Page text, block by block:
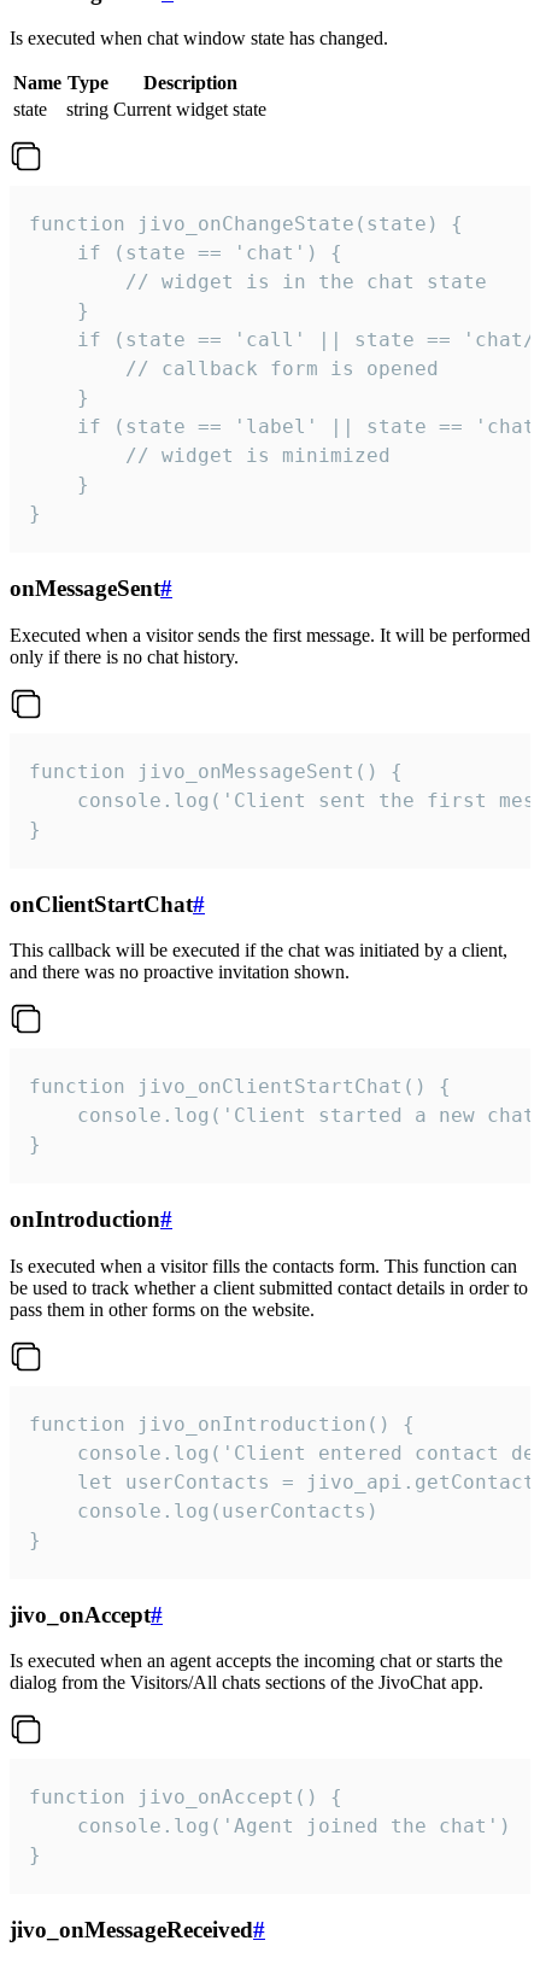
Is executed when chat window state has changed.
Name Type
Description
state
string Current widget state
function jivo_onChangeState(state) {
    if (state == 'chat') {
        // widget is in the chat state
    }
if (state == 'call' || state ==
        // callback form is opened
    }
if (state == 'label' || state ==
        // widget is minimized
    }
}
onMessageSent#
Executed when a visitor sends the first message. It will be performed
only if there is no chat history.
function jivo_onMessageSent() {
console.log('Client sent the first
}
onClientStartChat#
This callback will be executed if the chat was initiated by a client,
and there was no proactive invitation shown.
function jivo_onClientStartChat() {
console.log('Client started a new
}
onIntroduction#
Is executed when a visitor fills the contacts form. This function can
be used to track whether a client submitted contact details in order to
pass them in other forms on the website.
function jivo_onIntroduction() {
console.log('Client entered contact
let userContacts =
    console.log(userContacts)
}
jivo_onAccept#
Is executed when an agent accepts the incoming chat or starts the
dialog from the Visitors/All chats sections of the JivoChat app.
function jivo_onAccept() {
}
jivo_onMessageReceived#